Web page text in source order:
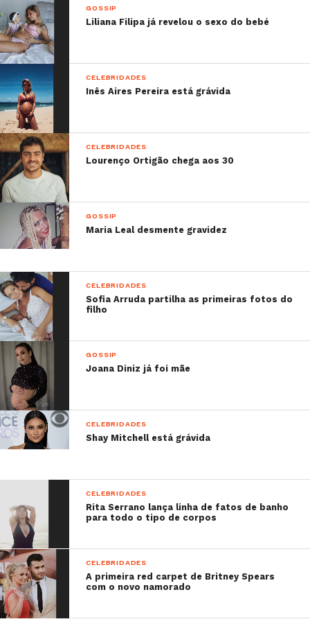
GOSSIP
Liliana Filipa já revelou o sexo do bebé
CELEBRIDADES
Inês Aires Pereira está grávida
CELEBRIDADES
Lourenço Ortigão chega aos 30
GOSSIP
Maria Leal desmente gravidez
CELEBRIDADES
Sofia Arruda partilha as primeiras fotos do
filho
GOSSIP
Joana Diniz já foi mãe
CELEBRIDADES
Shay Mitchell está grávida
CELEBRIDADES
Rita Serrano lança linha de fatos de banho
para todo o tipo de corpos
CELEBRIDADES
A primeira red carpet de Britney Spears
com o novo namorado